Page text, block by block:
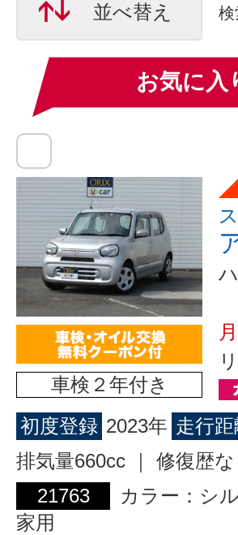
並べ替え 検
お気に入
車検２年付き
初度登録 2023年 走行
排気量660cc ｜ 修復歴
21763
カラー：シ
家用